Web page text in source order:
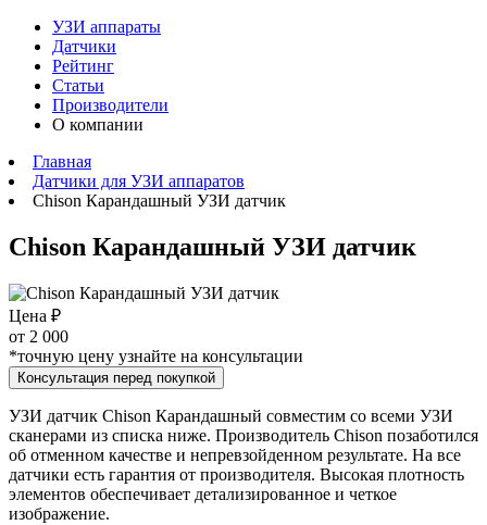
УЗИ аппараты
Датчики
Рейтинг
Статьи
Производители
О компании
Главная
Датчики для УЗИ аппаратов
Chison Карандашный УЗИ датчик
Chison Карандашный УЗИ датчик
Цена ₽
от 2 000
*точную цену узнайте на консультации
Консультация перед покупкой
УЗИ датчик Chison Карандашный совместим со всеми УЗИ
сканерами из списка ниже. Производитель Chison позаботился
об отменном качестве и непревзойденном результате. На все
датчики есть гарантия от производителя. Высокая плотность
элементов обеспечивает детализированное и четкое
изображение.